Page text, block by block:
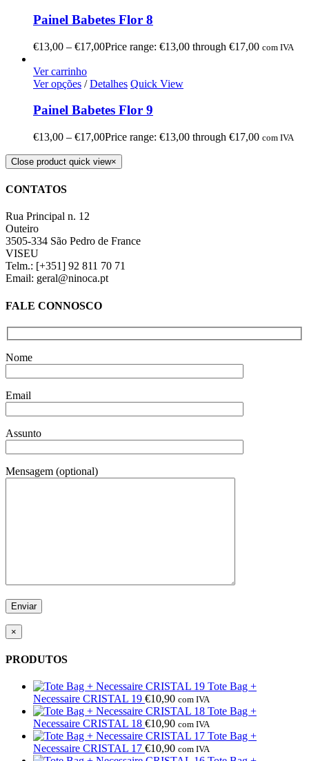
Painel Babetes Flor 8
€13,00 – €17,00Price range: €13,00 through €17,00 com IVA
Ver carrinho
Ver opções / Detalhes Quick View
Painel Babetes Flor 9
€13,00 – €17,00Price range: €13,00 through €17,00 com IVA
Close product quick view×
CONTATOS
Rua Principal n. 12
Outeiro
3505-334 São Pedro de France
VISEU
Telm.: [+351] 92 811 70 71
Email: geral@ninoca.pt
FALE CONNOSCO
Nome
Email
Assunto
Mensagem (optional)
×
PRODUTOS
Tote Bag +
Necessaire CRISTAL 19 €10,90 com IVA
Tote Bag +
Necessaire CRISTAL 18 €10,90 com IVA
Tote Bag +
Necessaire CRISTAL 17 €10,90 com IVA